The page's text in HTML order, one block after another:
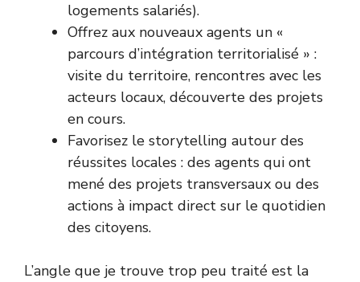
logements salariés).
Offrez aux nouveaux agents un «
parcours d’intégration territorialisé » :
visite du territoire, rencontres avec les
acteurs locaux, découverte des projets
en cours.
Favorisez le storytelling autour des
réussites locales : des agents qui ont
mené des projets transversaux ou des
actions à impact direct sur le quotidien
des citoyens.
L’angle que je trouve trop peu traité est la